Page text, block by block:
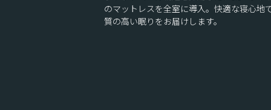
のマットレスを全室に導入。快適な寝心地
質の高い眠りをお届けします。